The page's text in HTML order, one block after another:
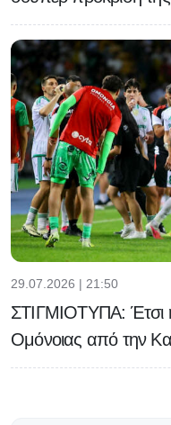
29.07.2026 | 21:50
ΣΤΙΓΜΙΟΤΥΠΑ: Έτσι
Ομόνοιας από την